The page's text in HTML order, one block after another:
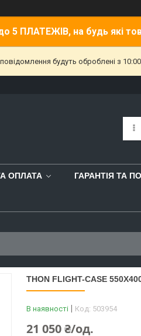
5 ПЛАТЕЖІВ, на будь які
будуть оброблені з
ОПЛАТА ГАРАНТІЯ ТА
THON FLIGHT-CASE
В наявності Код: 503954
21 050 ₴/од.